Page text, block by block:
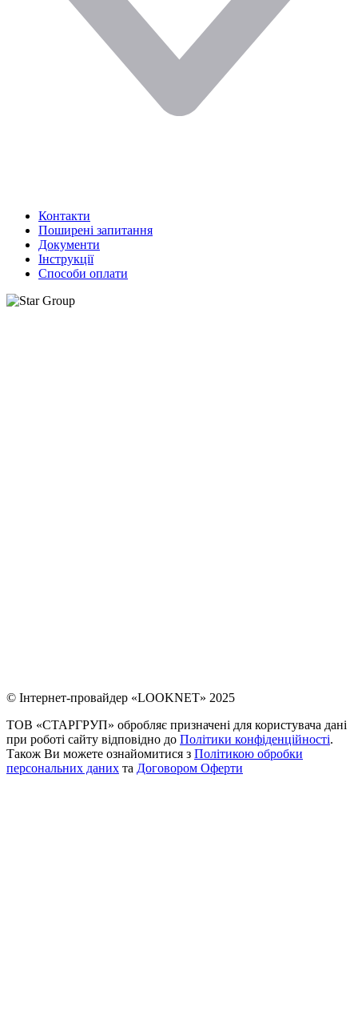
Контакти
Поширені запитання
Документи
Інструкції
Способи оплати
© Інтернет-провайдер «LOOKNET» 2025
ТОВ «СТАРГРУП» обробляє призначені для користувача дані
при роботі сайту відповідно до Політики конфіденційності.
Також Ви можете ознайомитися з Політикою обробки
персональних даних та Договором Оферти